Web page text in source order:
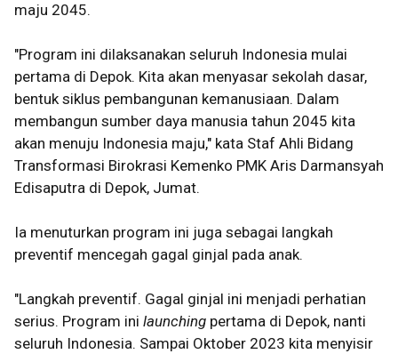
maju 2045.
"Program ini dilaksanakan seluruh Indonesia mulai
pertama di Depok. Kita akan menyasar sekolah dasar,
bentuksiklus pembangunan kemanusiaan. Dalam
membangun sumber daya manusia tahun 2045 kita
akan menuju Indonesia maju," kata Staf Ahli Bidang
Transformasi Birokrasi Kemenko PMK Aris Darmansyah
Edisaputra di Depok, Jumat.
Ia menuturkan program ini juga sebagai langkah
preventif mencegah gagal ginjal pada anak.
"Langkah preventif. Gagal ginjal ini menjadi perhatian
serius. Program ini launching pertama di Depok, nanti
seluruh Indonesia. Sampai Oktober 2023 kita menyisir